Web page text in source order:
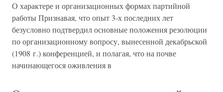
О характере и организационных формах партийной
работы Признавая, что опыт 3-х последних лет
безусловно подтвердил основные положения резолюции
по организационному вопросу, вынесенной декабрьской
(1908 г.) конференцией, и полагая, что на почве
начинающегося оживления в